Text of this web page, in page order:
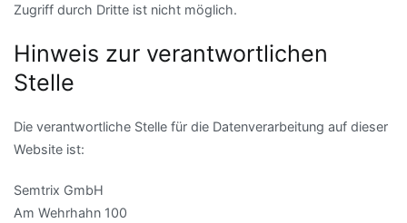
Zugriff durch Dritte ist nicht möglich.
Hinweis zur verantwortlichen
Stelle
Die verantwortliche Stelle für die Datenverarbeitung auf dieser
Website ist:
Semtrix GmbH
Am Wehrhahn 100